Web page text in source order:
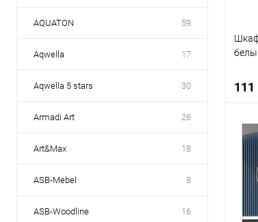
AQUATON 59
Aqwella 17
Aqwella 5 stars 30
Armadi Art 26
Art&Max 18
ASB-Mebel 8
ASB-Woodline 16
111